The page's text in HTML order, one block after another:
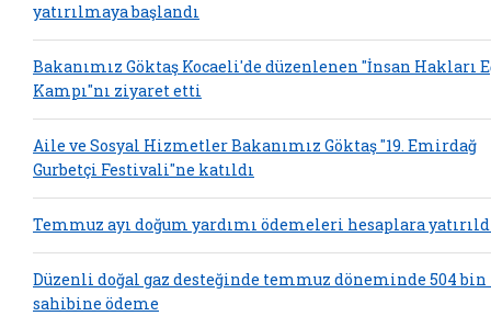
yatırılmaya başlandı
Bakanımız Göktaş Kocaeli'de düzenlenen "İnsan Hakları
Kampı"nı ziyaret etti
Aile ve Sosyal Hizmetler Bakanımız Göktaş "19. Emirdağ
Gurbetçi Festivali"ne katıldı
Temmuz ayı doğum yardımı ödemeleri hesaplara
Düzenli doğal gaz desteğinde temmuz döneminde 504
sahibine ödeme